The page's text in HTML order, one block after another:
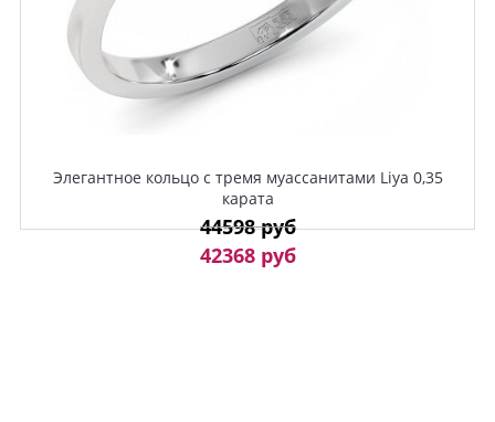
Элегантное кольцо с тремя муассанитами Liya 0,35
карата
44598 руб
42368 руб